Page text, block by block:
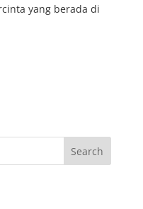
yang berada di
Search